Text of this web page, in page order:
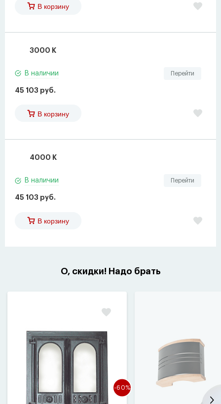
В корзину
3000 K
Перейти
В наличии
45 103 руб.
В корзину
4000 K
Перейти
В наличии
45 103 руб.
В корзину
О, скидки! Надо брать
-60%